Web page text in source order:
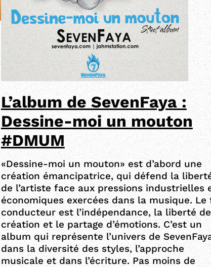
L’album de SevenFaya :
Dessine-moi un mouton
#DMUM
«Dessine-moi un mouton» est d’abord une
création émancipatrice, qui défend la
de l’artiste face aux pressions industrielles
économiques exercées dans la musique. Le
conducteur est l’indépendance, la liberté de
création et le partage d’émotions. C’est un
album qui représente l’univers de
dans la diversité des styles, l’approche
musicale et dans l’écriture. Pas moins de